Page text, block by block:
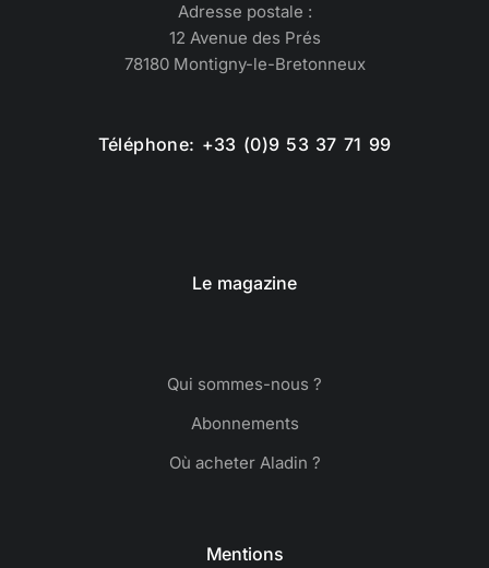
Adresse postale :
12 Avenue des Prés
78180 Montigny-le-Bretonneux
Téléphone: +33 (0)9 53 37 71 99
Le magazine
Qui sommes-nous ?
Abonnements
Où acheter Aladin ?
Mentions